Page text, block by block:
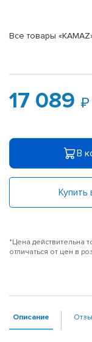
Все товары
17 089
В
Купить
*Цена действительна
отличаться от цен в
Описание